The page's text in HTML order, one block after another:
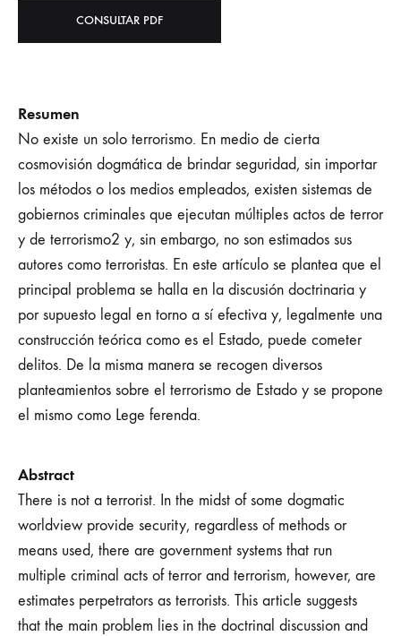
CONSULTAR PDF
Resumen
No existe un solo terrorismo. En medio de cierta
cosmovisión dogmática de brindar seguridad, sin importar
los métodos o los medios empleados, existen sistemas de
gobiernos criminales que ejecutan múltiples actos de terror
y de terrorismo2 y, sin embargo, no son estimados sus
autores como terroristas. En este artículo se plantea que el
principal problema se halla en la discusión doctrinaria y
por supuesto legal en torno a sí efectiva y, legalmente una
construcción teórica como es el Estado, puede cometer
delitos. De la misma manera se recogen diversos
planteamientos sobre el terrorismo de Estado y se propone
el mismo como Lege ferenda.
Abstract
There is not a terrorist. In the midst of some dogmatic
worldview provide security, regardless of methods or
means used, there are government systems that run
multiple criminal acts of terror and terrorism, however, are
estimates perpetrators as terrorists. This article suggests
that the main problem lies in the doctrinal discussion and